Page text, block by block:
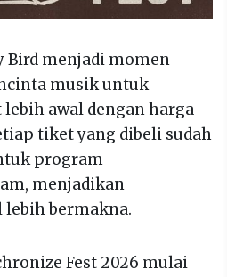
Bird menjadi momen
musik untuk
awal dengan harga
tiket yang dibeli sudah
program
menjadikan
bermakna.
Fest 2026 mulai